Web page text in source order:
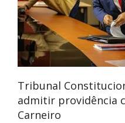
Tribunal
admitir providência
Carneiro